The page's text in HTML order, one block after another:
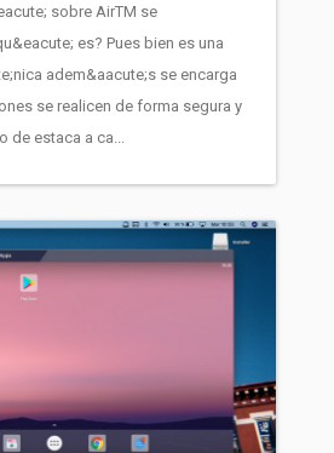
sobre AirTM se
es? Pues bien es una
adem&aacute;s se encarga
se realicen de forma segura y
de estaca a ca...